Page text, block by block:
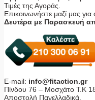
Τιμές της Αγοράς.
Επικοινωνήστε μαζί μας για
Δευτέρα με Παρασκευή
E-mail: info@fitaction.gr
Πίνδου 76 – Μοσχάτο Τ.Κ
Αποστολή Πανελλαδικά.